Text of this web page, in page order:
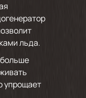
льда.
упрощает